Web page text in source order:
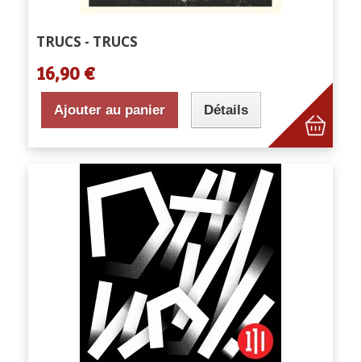
TRUCS - TRUCS
16,90 €
Ajouter au panier Détails